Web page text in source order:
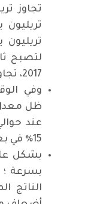
لتصبح
2017، تجاوز 80 تريليون يوان.
وفي
ظل معدل
15٪ في بعض السنوات.
بشكل